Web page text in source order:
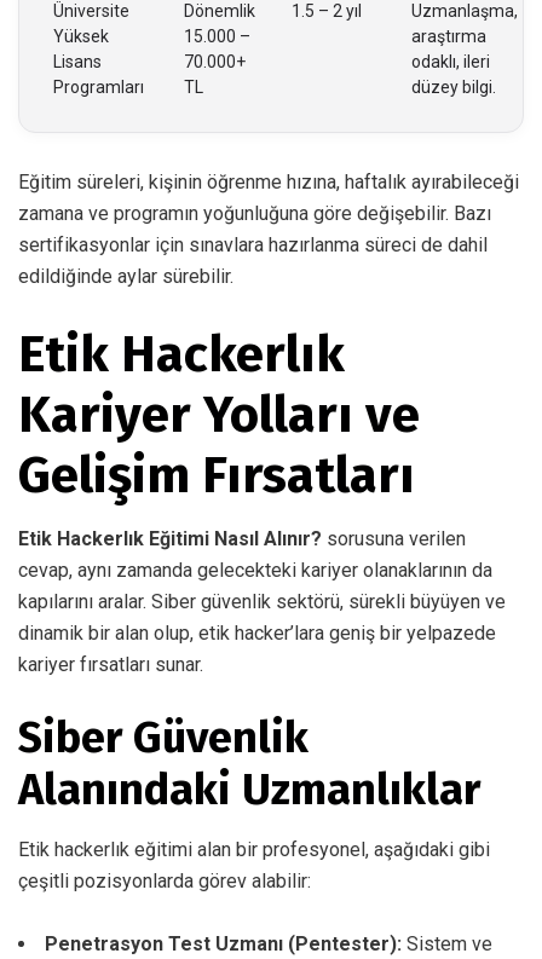
Üniversite
Yüksek
Lisans
Programları
Dönemlik
15.000 –
70.000+
TL
1.5 – 2 yıl
Uzmanlaşma,
araştırma
odaklı, ileri
düzey bilgi.
Eğitim süreleri, kişinin öğrenme hızına, haftalık ayırabileceği
zamana ve programın yoğunluğuna göre değişebilir. Bazı
sertifikasyonlar için sınavlara hazırlanma süreci de dahil
edildiğinde aylar sürebilir.
Etik Hackerlık
Kariyer Yolları ve
Gelişim Fırsatları
Etik Hackerlık Eğitimi Nasıl Alınır? sorusuna verilen
cevap, aynı zamanda gelecekteki kariyer olanaklarının da
kapılarını aralar. Siber güvenlik sektörü, sürekli büyüyen ve
dinamik bir alan olup, etik hacker’lara geniş bir yelpazede
kariyer fırsatları sunar.
Siber Güvenlik
Alanındaki Uzmanlıklar
Etik hackerlık eğitimi alan bir profesyonel, aşağıdaki gibi
çeşitli pozisyonlarda görev alabilir:
Penetrasyon Test Uzmanı (Pentester): Sistem ve